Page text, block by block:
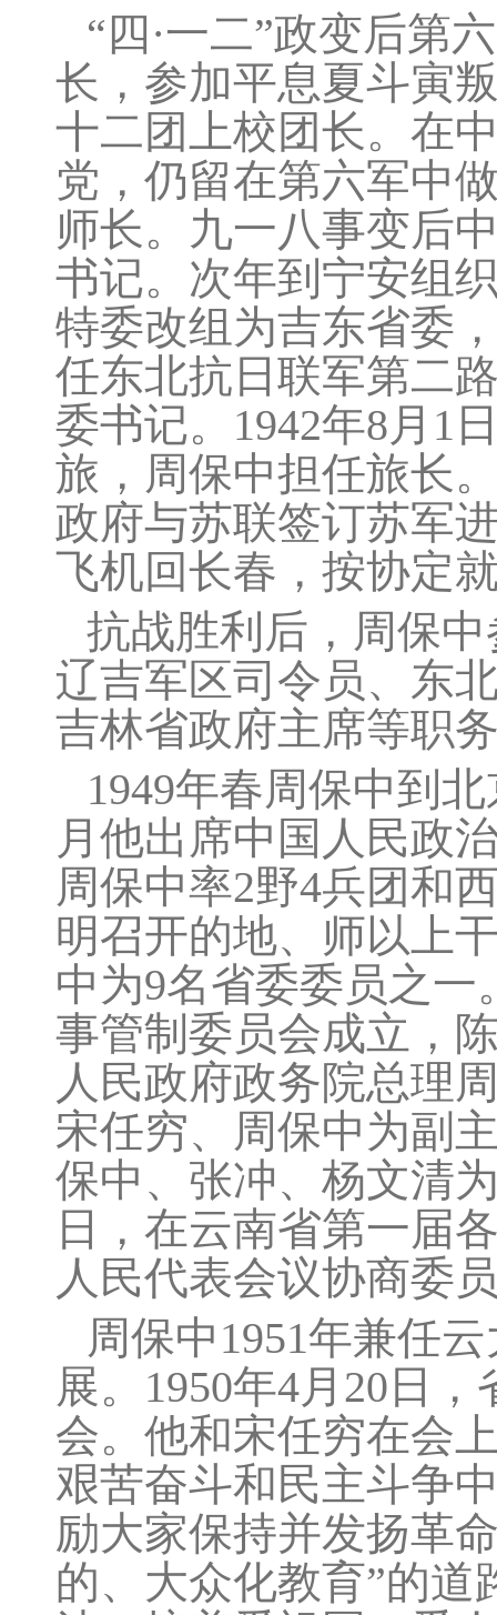
“四·一二”政变后第
长，参加平息夏斗寅
十二团上校团长。在
党，仍留在第六军中
师长。九一八事变后
书记。次年到宁安组
特委改组为吉东省委
任东北抗日联军第二
委书记。1942年8月1
旅，周保中担任旅长
政府与苏联签订苏军
飞机回长春，按协定
抗战胜利后，周保
辽吉军区司令员、东
吉林省政府主席等职
1949年春周保中到
月他出席中国人民政
周保中率2野4兵团和
明召开的地、师以上
中为9名省委委员之
事管制委员会成立，
人民政府政务院总理
宋任穷、周保中为副
保中、张冲、杨文清
日，在云南省第一届
人民代表会议协商委
周保中1951年兼任
展。1950年4月20日
会。他和宋任穷在会
艰苦奋斗和民主斗争
励大家保持并发扬革
的、大众化教育”的